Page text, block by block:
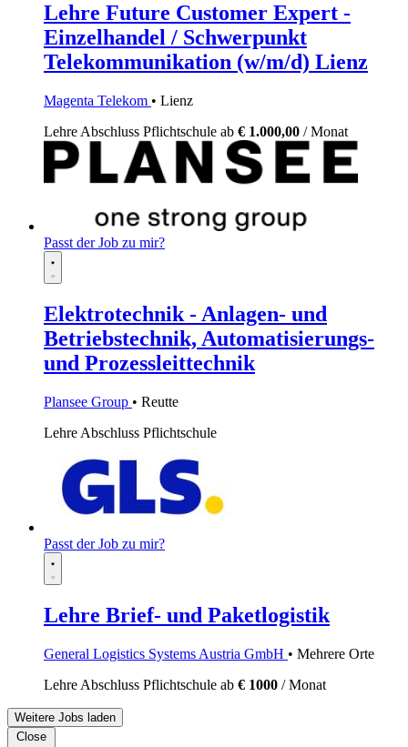
Lehre Future Customer Expert -
Einzelhandel / Schwerpunkt
Telekommunikation (w/m/d) Lienz
Magenta Telekom • Lienz
Lehre Abschluss Pflichtschule ab € 1.000,00 / Monat
Passt der Job zu mir?
Elektrotechnik - Anlagen- und
Betriebstechnik, Automatisierungs-
und Prozessleittechnik
Plansee Group • Reutte
Lehre Abschluss Pflichtschule
Passt der Job zu mir?
Lehre Brief- und Paketlogistik
General Logistics Systems Austria GmbH • Mehrere Orte
Lehre Abschluss Pflichtschule ab € 1000 / Monat
Weitere Jobs laden
Close